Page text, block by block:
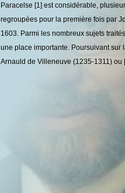
Paracelse [1] est considérable,
regroupées pour la première fois par
1603. Parmi les nombreux sujets
une place importante. Poursuivant sur
Arnauld de Villeneuve (1235-1311)